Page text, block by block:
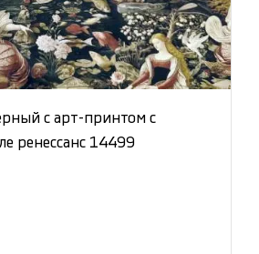
с арт-принтом с
ренессанс 14499